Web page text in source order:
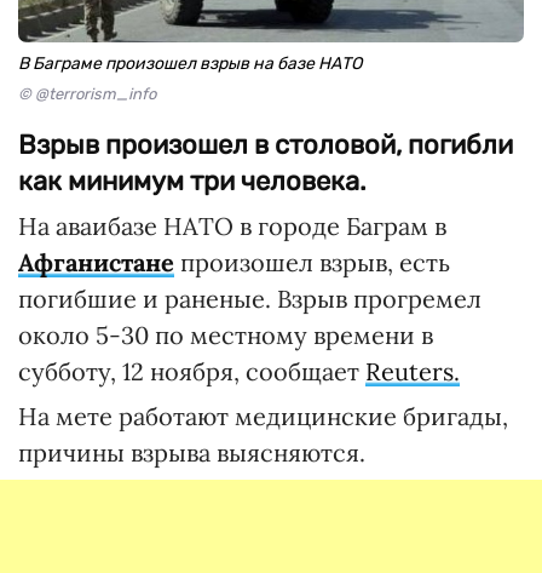
В Баграме произошел взрыв на базе НАТО
© @terrorism_info
Взрыв произошел в столовой, погибли
как минимум три человека.
На аваибазе НАТО в городе Баграм в
Афганистане произошел взрыв, есть
погибшие и раненые. Взрыв прогремел
около 5-30 по местному времени в
субботу, 12 ноября, сообщает Reuters.
На мете работают медицинские бригады,
причины взрыва выясняются.